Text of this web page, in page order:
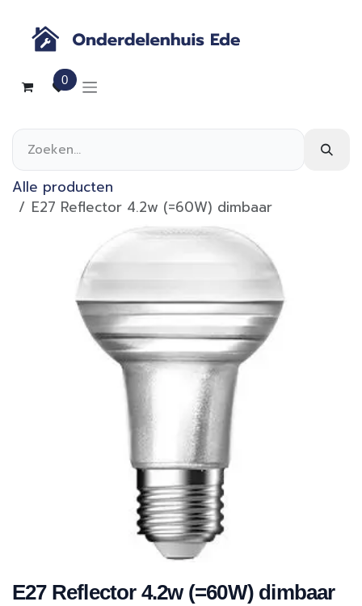
0
Alle producten
E27 Reflector 4.2w (=60W) dimbaar
E27 Reflector 4.2w (=60W) dimbaar